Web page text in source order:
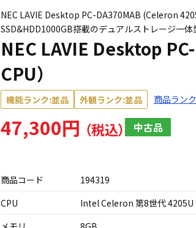
NEC LAVIE Desktop PC-DA370MAB (Celeron
SSD&HDD1000GB搭載のデュアルストレージ
NEC LAVIE Desktop
CPU）
機能ランク:並品 外観ランク:並品 商品ラン
47,300円 中古品
商品コード
194319
CPU
Intel Celeron 第8世代 4205U